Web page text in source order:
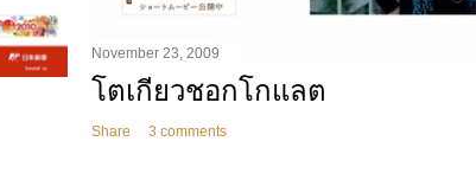
November 23, 2009
โตเกียวชอกโกแลต
Share 3 comments